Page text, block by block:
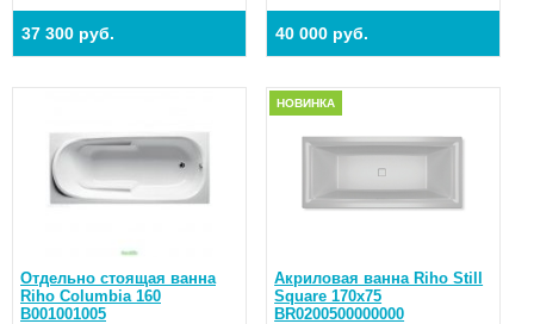
37 300 руб. 40 000 руб.
Отдельно стоящая ванна
Riho Columbia 160
B001001005
Акриловая ванна Riho Still
Square 170x75
BR0200500000000
НОВИНКА